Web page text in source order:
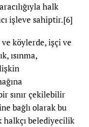
halk
işleve sahiptir.[6]
köylerde, işçi ve
ısınma,
sınır çekilebilir
bağlı olarak bu
belediyecilik